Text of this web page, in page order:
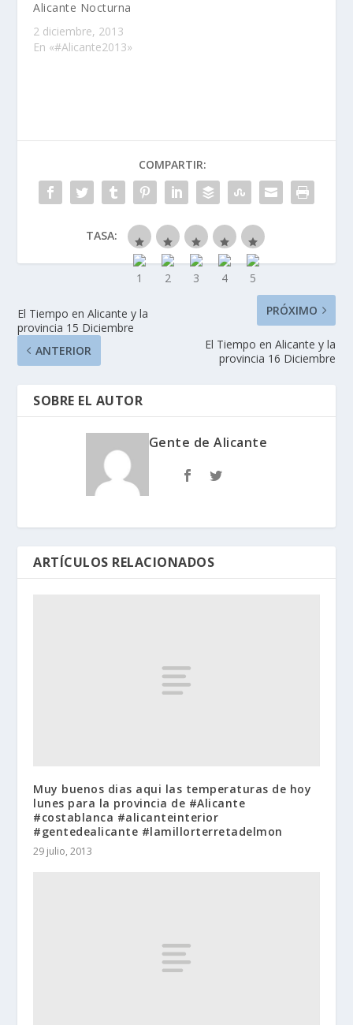
Alicante Nocturna
2 diciembre, 2013
En «#Alicante2013»
COMPARTIR:
TASA:
El Tiempo en Alicante y la
provincia 15 Diciembre
ANTERIOR
PRÓXIMO
El Tiempo en Alicante y la
provincia 16 Diciembre
SOBRE EL AUTOR
Gente de Alicante
ARTÍCULOS RELACIONADOS
Muy buenos dias aqui las temperaturas de hoy
lunes para la provincia de #Alicante
#costablanca #alicanteinterior
#gentedealicante #lamillorterretadelmon
29 julio, 2013